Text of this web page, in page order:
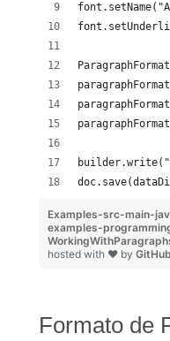
Examples-src-main-
examples-
hosted with ❤ by GitHub
Formato de